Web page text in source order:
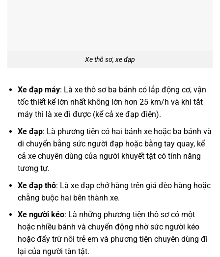
Xe thô sơ, xe đạp
Xe đạp máy: Là xe thô sơ ba bánh có lắp động cơ, vận
tốc thiết kế lớn nhất không lớn hơn 25 km/h và khi tắt
máy thì là xe đi được (kể cả xe đạp điện).
Xe đạp: Là phương tiện có hai bánh xe hoặc ba bánh và
di chuyển bằng sức người đạp hoặc bằng tay quay, kể
cả xe chuyên dùng của người khuyết tật có tính năng
tương tự.
Xe đạp thô: Là xe đạp chở hàng trên giá đèo hàng hoặc
chằng buộc hai bên thành xe.
Xe người kéo: Là những phương tiện thô sơ có một
hoặc nhiều bánh và chuyển động nhờ sức người kéo
hoặc đẩy trừ nôi trẻ em và phương tiện chuyên dùng đi
lại của người tàn tật.